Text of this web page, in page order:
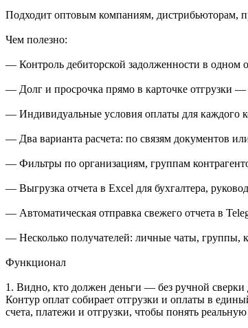
Подходит оптовым компаниям, дистрибьюторам,
Чем полезно:
— Контроль дебиторской задолженности в одном
— Долг и просрочка прямо в карточке отгрузки
— Индивидуальные условия оплаты для каждого
— Два варианта расчета: по связям документов
— Фильтры по организациям, группам
— Выгрузка отчета в Excel для бухгалтера,
— Автоматическая отправка свежего отчета в
— Несколько получателей: личные чаты, группы,
Функционал
1. Видно, кто должен деньги — без ручной сверки
Контур оплат собирает отгрузки и оплаты в
счета, платежи и отгрузки, чтобы понять